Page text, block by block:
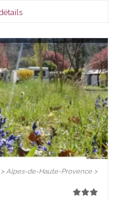
Alpes-de-Haute-Provence >